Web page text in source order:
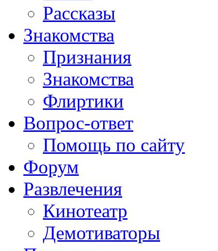
Рассказы
Знакомства
Признания
Знакомства
Флиртики
Вопрос-ответ
Помощь по сайту
Форум
Развлечения
Кинотеатр
Демотиваторы